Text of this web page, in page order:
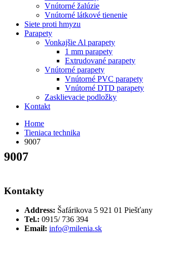
Vnútorné žalúzie
Vnútorné látkové tienenie
Siete proti hmyzu
Parapety
Vonkajšie Al parapety
1 mm parapety
Extrudované parapety
Vnútorné parapety
Vnútorné PVC parapety
Vnútorné DTD parapety
Zasklievacie podložky
Kontakt
Home
Tieniaca technika
9007
9007
Kontakty
Address: Šafárikova 5 921 01 Piešťany
Tel.: 0915/ 736 394
Email: info@milenia.sk